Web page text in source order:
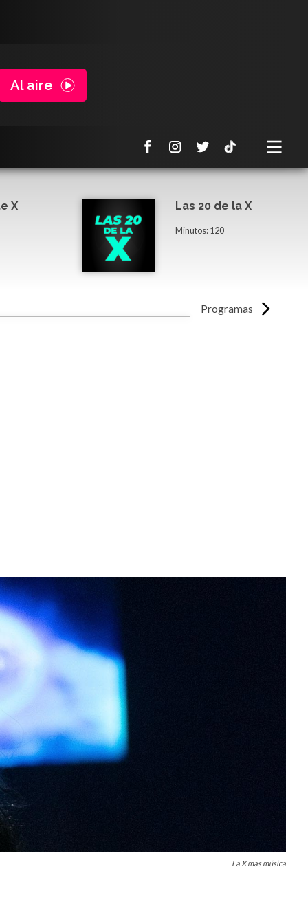
Al aire
Programas
X Las 20 de la X
Minutos: 120
La X mas música